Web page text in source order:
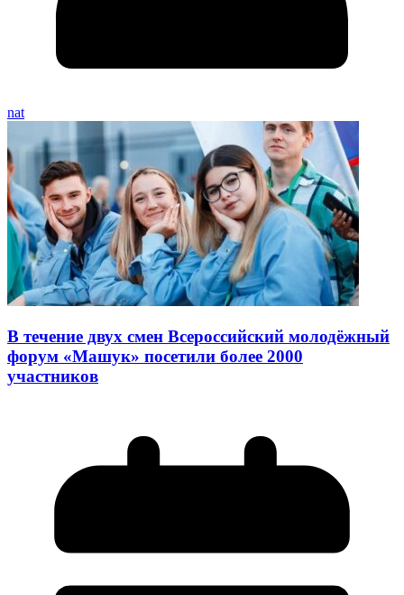
nat
В течение двух смен Всероссийский молодёжный
форум «Машук» посетили более 2000
участников